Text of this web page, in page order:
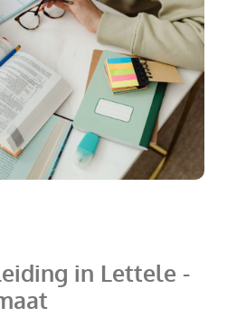
in Lettele -